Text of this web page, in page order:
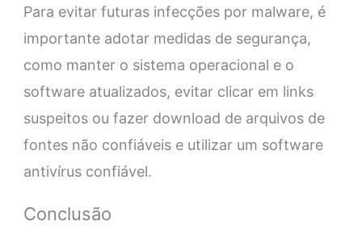
Para evitar futuras infecções por malware, é
importante adotar medidas de segurança,
como manter o sistema operacional e o
software atualizados, evitar clicar em links
suspeitos ou fazer download de arquivos de
fontes não confiáveis e utilizar um software
antivírus confiável.
Conclusão